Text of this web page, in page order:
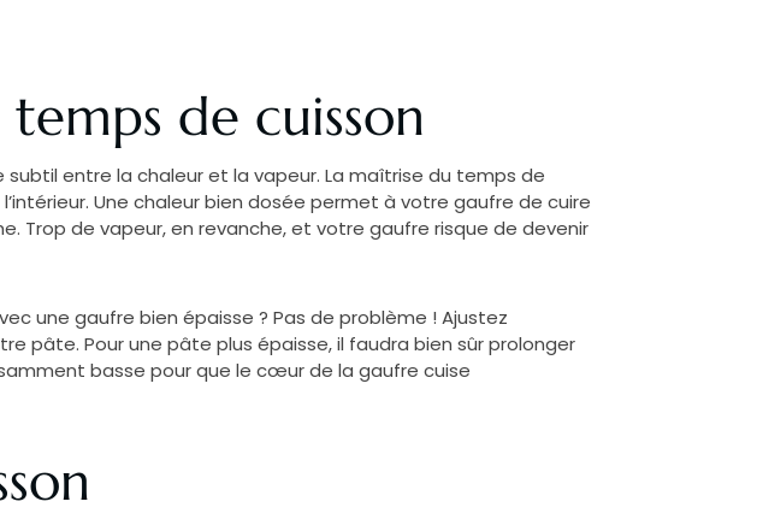
de cuisson
subtil entre la chaleur et la vapeur. La maîtrise du temps de
Une chaleur bien dosée permet à votre gaufre de cuire
Trop de vapeur, en revanche, et votre gaufre risque de devenir
une gaufre bien épaisse ? Pas de problème ! Ajustez
pâte. Pour une pâte plus épaisse, il faudra bien sûr prolonger
basse pour que le cœur de la gaufre cuise